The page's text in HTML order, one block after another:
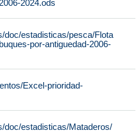
2024.ods
doc/estadisticas/pesca/Flota
por-antiguedad-2006-
Excel-prioridad-
doc/estadisticas/Mataderos/